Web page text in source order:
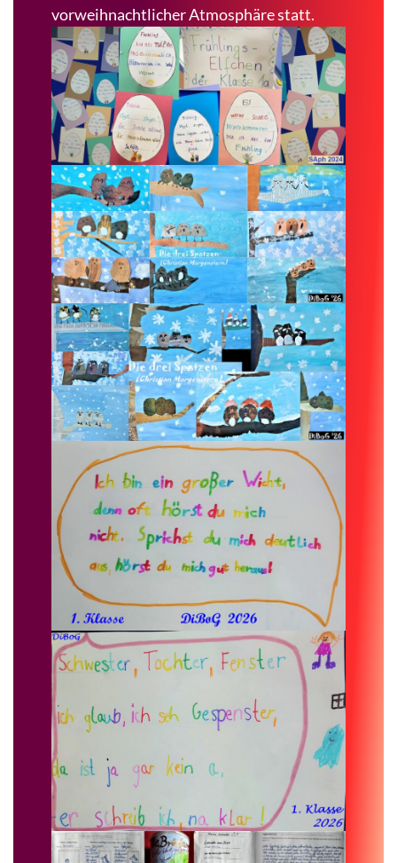
vorweihnachtlicher Atmosphäre statt.